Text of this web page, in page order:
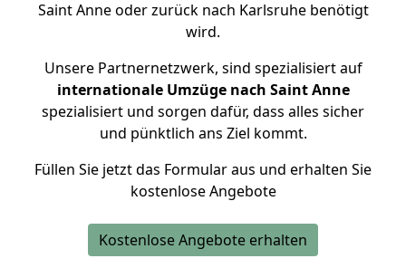
Saint Anne oder zurück nach Karlsruhe benötigt
wird.
Unsere Partnernetzwerk, sind spezialisiert auf
internationale Umzüge nach Saint Anne
spezialisiert und sorgen dafür, dass alles sicher
und pünktlich ans Ziel kommt.
Füllen Sie jetzt das Formular aus und erhalten Sie
kostenlose Angebote
Kostenlose Angebote erhalten